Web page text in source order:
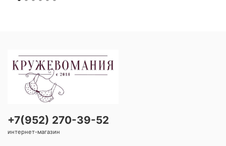
+7(952) 270-39-52
интернет-магазин